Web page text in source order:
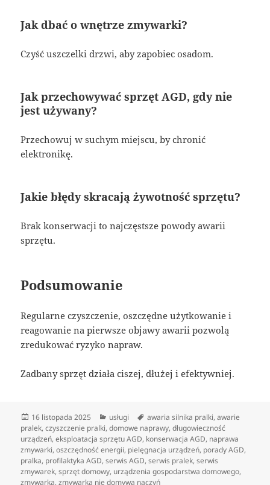
Jak dbać o wnętrze zmywarki?
Czyść uszczelki drzwi, aby zapobiec osadom.
Jak przechowywać sprzęt AGD, gdy nie
jest używany?
Przechowuj w suchym miejscu, by chronić
elektronikę.
Jakie błędy skracają żywotność sprzętu?
Brak konserwacji to najczęstsze powody awarii
sprzętu.
Podsumowanie
Regularne czyszczenie, oszczędne użytkowanie i
reagowanie na pierwsze objawy awarii pozwolą
zredukować ryzyko napraw.
Zadbany sprzęt działa ciszej, dłużej i efektywniej.
Data
publikacji
16 listopada 2025 Kategorie
usługi Tagi
awaria silnika pralki,awarie
pralek,czyszczenie pralki,domowe naprawy,długowieczność
urządzeń,eksploatacja sprzętu AGD, konserwacja AGD, naprawa
zmywarki,oszczędność energii, pielęgnacja urządzeń, porady AGD,
pralka, profilaktyka AGD,serwis AGD,serwis pralek,serwis
zmywarek,sprzęt domowy, urządzenia gospodarstwa domowego,
zmywarka,zmywarka nie domywa naczyń